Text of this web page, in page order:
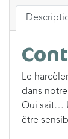
Le
dans
Qui sait…
être